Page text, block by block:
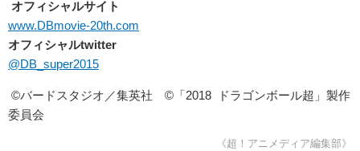
オフィシャルサイト
www.DBmovie-20th.com
オフィシャルtwitter
@DB_super2015
©バードスタジオ／集英社 ©「2018 ドラゴンボール超」製作
委員会
《超！アニメディア編集部》